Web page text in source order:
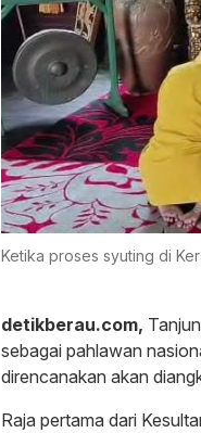
Ketika proses syuting di
detikberau.com,
sebagai pahlawan
direncanakan akan
Raja pertama dari